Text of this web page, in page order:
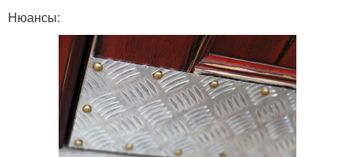
Нюансы: